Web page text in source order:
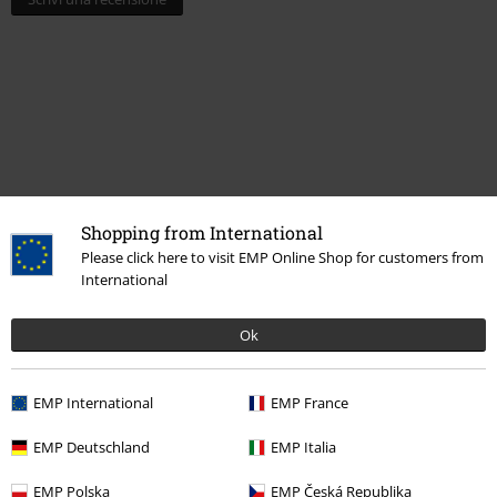
Shopping from International
Please click here to visit EMP Online Shop for customers from
International
Ok
EMP International EMP France
EMP Deutschland EMP Italia
EMP Polska EMP Česká Republika
T-shirt & top